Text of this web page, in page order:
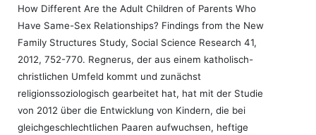
How Different Are the Adult Children of Parents Who
Have Same-Sex Relationships? Findings from the New
Family Structures Study, Social Science Research 41,
2012, 752-770. Regnerus, der aus einem katholisch-
christlichen Umfeld kommt und zunächst
religionssoziologisch gearbeitet hat, hat mit der Studie
von 2012 über die Entwicklung von Kindern, die bei
gleichgeschlechtlichen Paaren aufwuchsen, heftige